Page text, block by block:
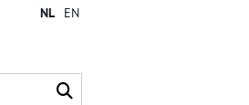
NL EN